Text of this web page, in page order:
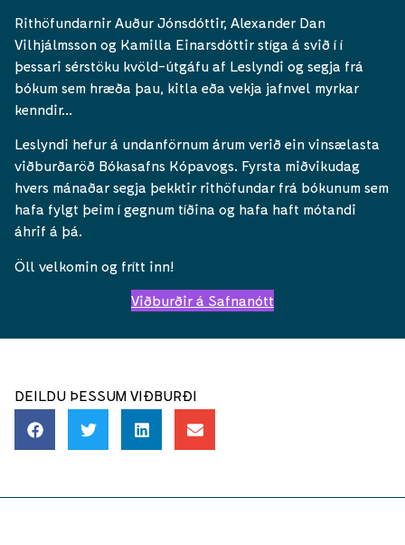
Rithöfundarnir Auður Jónsdóttir, Alexander Dan
Vilhjálmsson og Kamilla Einarsdóttir stíga á svið í í
þessari sérstöku kvöld-útgáfu af Leslyndi og segja frá
bókum sem hræða þau, kitla eða vekja jafnvel myrkar
kenndir…
Leslyndi hefur á undanförnum árum verið ein vinsælasta
viðburðaröð Bókasafns Kópavogs. Fyrsta miðvikudag
hvers mánaðar segja þekktir rithöfundar frá bókunum sem
hafa fylgt þeim í gegnum tíðina og hafa haft mótandi
áhrif á þá.
Öll velkomin og frítt inn!
Viðburðir á Safnanótt
DEILDU ÞESSUM VIÐBURÐI